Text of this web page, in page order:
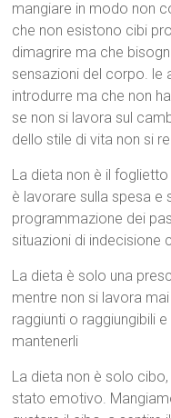
mangiare in modo non
che non esistono cibi
dimagrire ma che
sensazioni del corpo. le
introdurre ma che non
se non si lavora sul
dello stile di vita non si
La dieta non è il
è lavorare sulla spesa e
programmazione dei
situazioni di indecisione
La dieta è solo una
mentre non si lavora
raggiunti o raggiungibili
mantenerli
La dieta non è solo
stato emotivo.